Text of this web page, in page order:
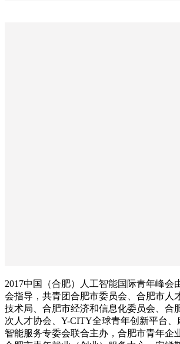
2017中国（合肥）人工智能国际青年峰
会指导，共青团合肥市委员会、合肥市人
技术局、合肥市经济和信息化委员会、合
次人才协会、Y-CITY全球青年创新平台
智能服务专委会联合主办，合肥市青年企